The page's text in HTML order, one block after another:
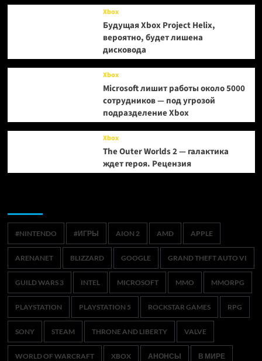
Xbox
Будущая Xbox Project Helix,
вероятно, будет лишена
дисковода
Xbox
Microsoft лишит работы около 5000
сотрудников — под угрозой
подразделение Xbox
Xbox
The Outer Worlds 2 — галактика
ждет героя. Рецензия
#NINTENDO #ИГРЫ AION 2 AMD APPLE
ARENANET BLIZZARD GOOGLE GRAND THEFT AUTO VI
GUILD WARS 3 INTEL MICROSOFT MMO MMORPG
PLAYSTATION PLAYSTATION 5 ROCKSTAR GAMES RPG
SONY STEAM THRONE AND LIBERTY VALVE
WORLD OF WARCRAFT XBOX АНОНСЫ В МИРЕ